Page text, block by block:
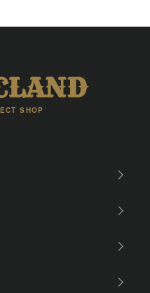
SHOP